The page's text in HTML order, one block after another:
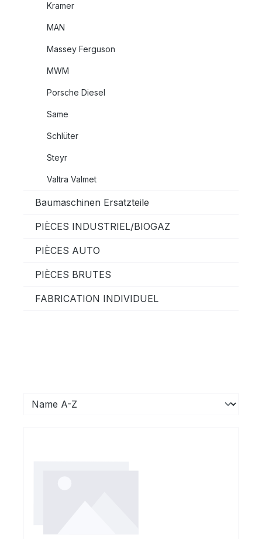
Kramer
MAN
Massey Ferguson
MWM
Porsche Diesel
Same
Schlüter
Steyr
Valtra Valmet
Baumaschinen Ersatzteile
PIÈCES INDUSTRIEL/BIOGAZ
PIÈCES AUTO
PIÈCES BRUTES
FABRICATION INDIVIDUEL